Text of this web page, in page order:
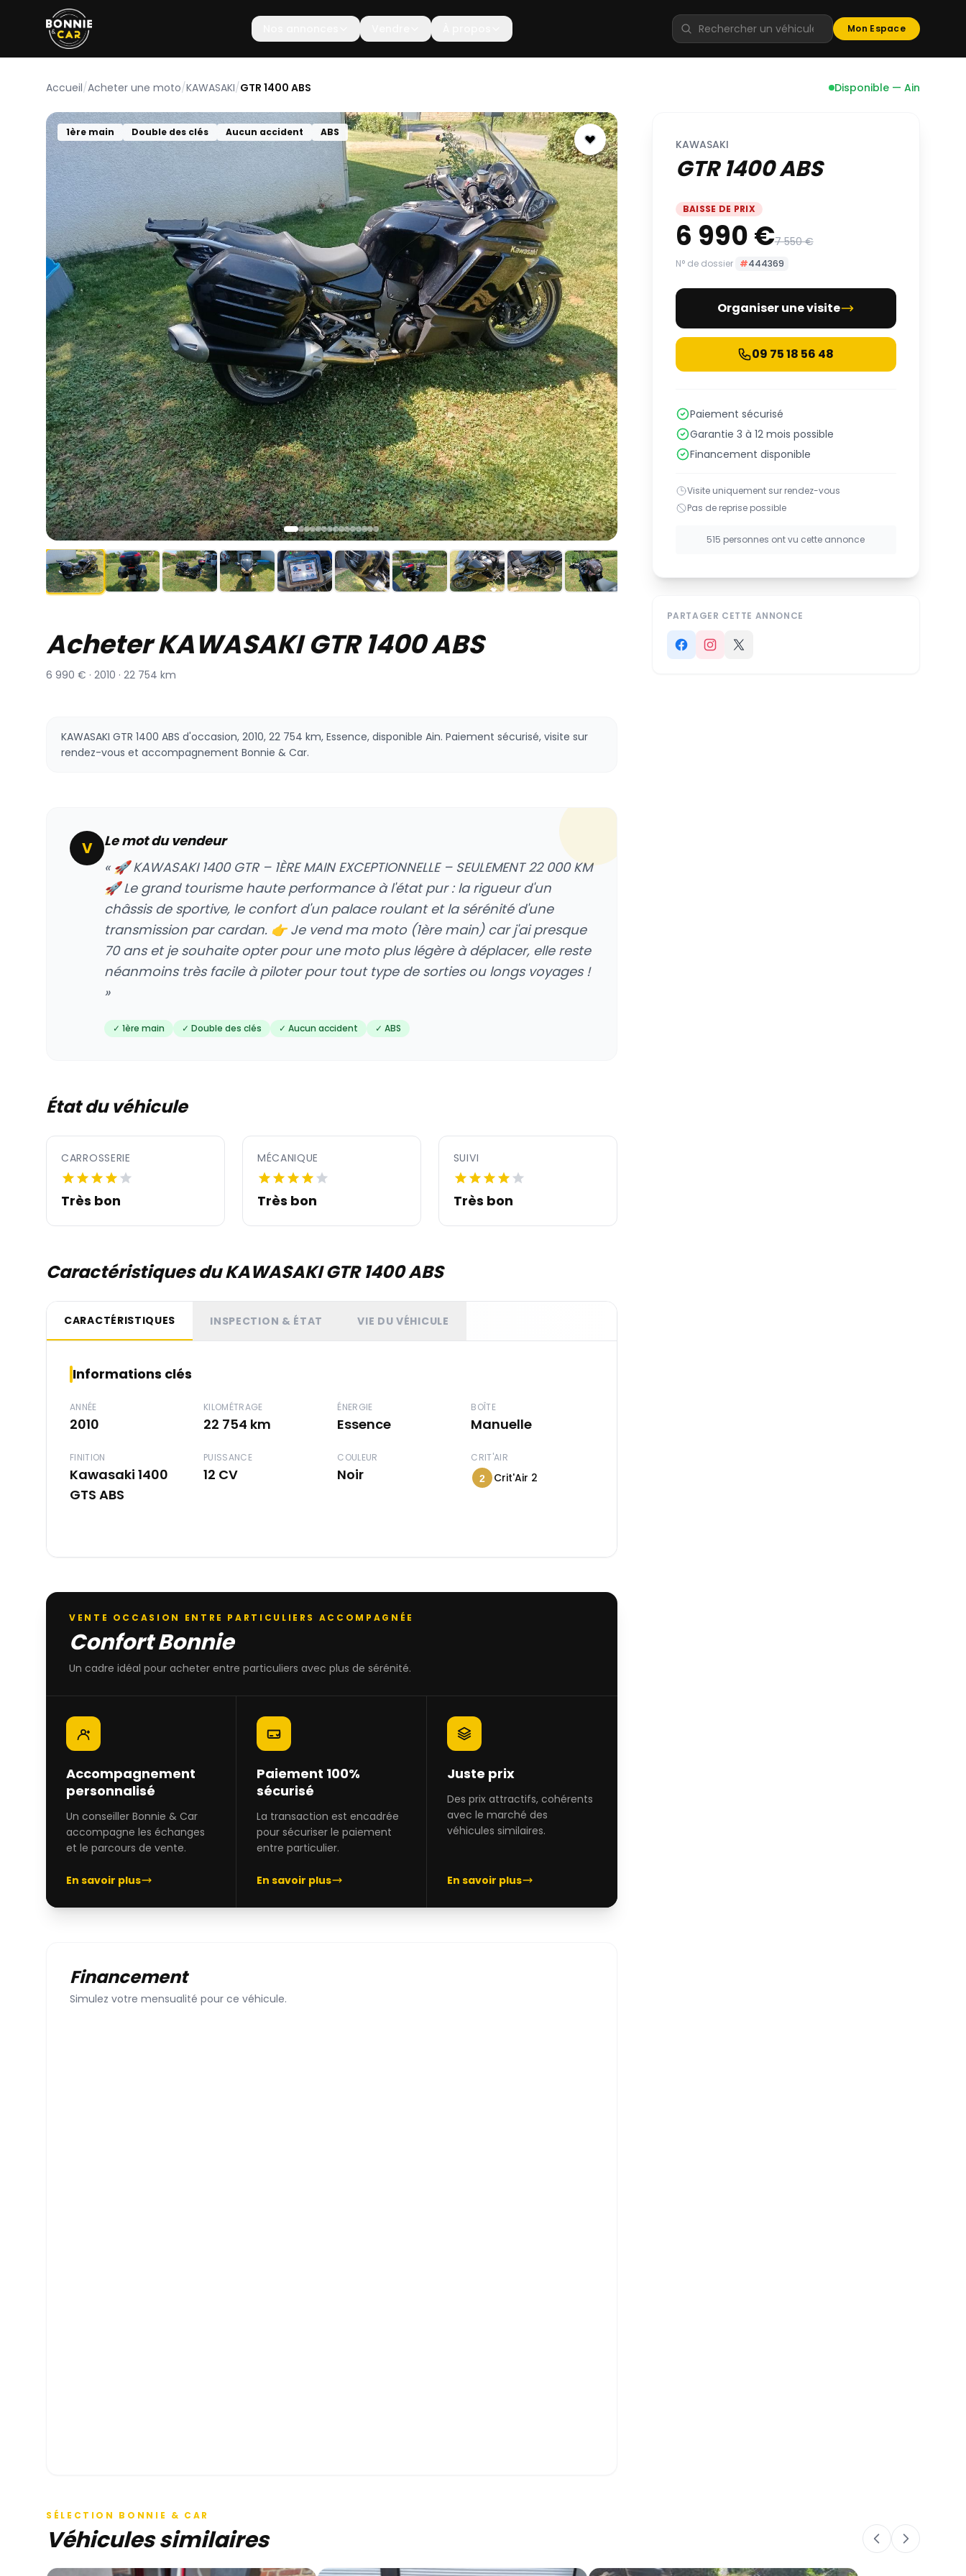
Mon Espace
Accueil/Acheter une moto/KAWASAKI/GTR 1400 ABS Disponible — Ain
1ère main Double des clés Aucun accident ABS
Acheter KAWASAKI GTR 1400 ABS
6 990 € · 2010 · 22 754 km
KAWASAKI GTR 1400 ABS d'occasion, 2010, 22 754 km, Essence, disponible Ain. Paiement sécurisé, visite sur
rendez-vous et accompagnement Bonnie & Car.
V
Le mot du vendeur
« 🚀 KAWASAKI 1400 GTR – 1ÈRE MAIN EXCEPTIONNELLE – SEULEMENT 22 000 KM
🚀 Le grand tourisme haute performance à l'état pur : la rigueur d'un
châssis de sportive, le confort d'un palace roulant et la sérénité d'une
transmission par cardan. 👉 Je vend ma moto (1ère main) car j'ai presque
70 ans et je souhaite opter pour une moto plus légère à déplacer, elle reste
néanmoins très facile à piloter pour tout type de sorties ou longs voyages !
»
✓ 1ère main ✓ Double des clés ✓ Aucun accident ✓ ABS
État du véhicule
CARROSSERIE
Très bon
MÉCANIQUE
Très bon
SUIVI
Très bon
Caractéristiques du KAWASAKI GTR 1400 ABS
CARACTÉRISTIQUES INSPECTION & ÉTAT VIE DU VÉHICULE
Informations clés
ANNÉE
2010
KILOMÉTRAGE
22 754 km
ÉNERGIE
Essence
BOÎTE
Manuelle
FINITION
Kawasaki 1400
GTS ABS
PUISSANCE
12 CV
COULEUR
Noir
CRIT'AIR
2 Crit'Air 2
VENTE OCCASION ENTRE PARTICULIERS ACCOMPAGNÉE
Confort Bonnie
Un cadre idéal pour acheter entre particuliers avec plus de sérénité.
Accompagnement
personnalisé
Un conseiller Bonnie & Car
accompagne les échanges
et le parcours de vente.
En savoir plus
Paiement 100%
sécurisé
La transaction est encadrée
pour sécuriser le paiement
entre particulier.
En savoir plus
Juste prix
Des prix attractifs, cohérents
avec le marché des
véhicules similaires.
En savoir plus
Financement
Simulez votre mensualité pour ce véhicule.
KAWASAKI
GTR 1400 ABS
BAISSE DE PRIX
6 990 €7 550 €
N° de dossier #444369
Organiser une visite
09 75 18 56 48
Paiement sécurisé
Garantie 3 à 12 mois possible
Financement disponible
Visite uniquement sur rendez-vous
Pas de reprise possible
515 personnes ont vu cette annonce
PARTAGER CETTE ANNONCE
SÉLECTION BONNIE & CAR
Véhicules similaires